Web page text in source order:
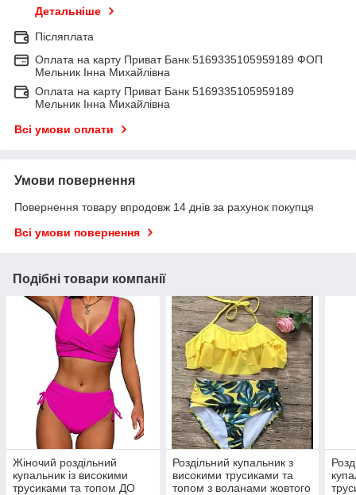
Детальніше
Післяплата
Оплата на карту Приват Банк 5169335105959189 ФОП
Мельник Інна Михайлівна
Оплата на карту Приват Банк 5169335105959189
Мельник Інна Михайлівна
Всі умови оплати
Умови повернення
Повернення товару впродовж 14 днів за рахунок покупця
Всі умови повернення
Подібні товари компанії
Жіночий роздільний
купальник із високими
трусиками та топом ДО
Роздільний купальник з
високими трусиками та
топом з воланами жовтого